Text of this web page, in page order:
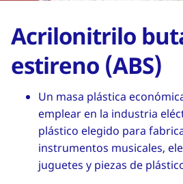
Acrilonitrilo
estireno (ABS)
Un masa plástica
emplear en la industria
plástico elegido para
instrumentos musicales,
juguetes y piezas de